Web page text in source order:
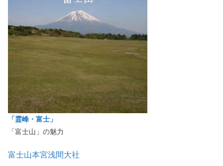
「霊峰・富士」
「富士山」の魅力
富士山本宮浅間大社